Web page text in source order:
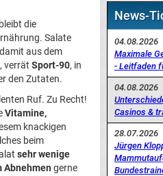
die
Salate
aus dem
verrät Sport-90, in
den Zutaten.
Ruf. Zu Recht!
Vitamine,
knackigen
beim
sehr wenige
Abnehmen gerne
News-
04.08.2026
Maximale
- Leitfaden
04.08.2026
Casinos &
28.07.2026
Jürgen